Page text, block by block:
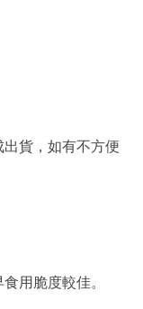
貨，如有不方便
用脆度較佳。